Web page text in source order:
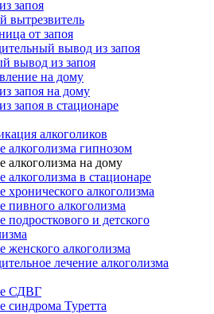
запоя
вытрезвитель
от запоя
вывод из запоя
вывод из запоя
на дому
запоя на дому
запоя в стационаре
алкоголиков
алкоголизма гипнозом
алкоголизма на дому
алкоголизма в стационаре
хронического алкоголизма
пивного алкоголизма
подросткового и детского
женского алкоголизма
лечение алкоголизма
СДВГ
синдрома Туретта